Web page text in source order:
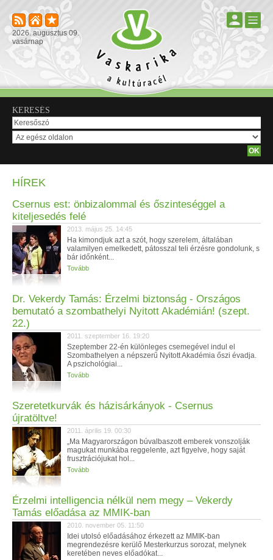
2026. augusztus 09.
vasárnap
KERESÉS
HÍREK
Csernus est: önbizalommal és őszinteséggel a
kiteljesedés felé
2013. május 25. 14:45
Ha kimondjuk azt a szót, hogy szerelem, általában
valamilyen emelkedett, pátosszal teli érzésre gondolunk, s
bár időnként...
Tovább
Dr. Vekerdy Tamás: Érzelmi biztonság - Országos
bemutató a szombathelyi Nyitott Akadémián! (szept.
22.)
2011. szeptember 16. 19:20
Szeptember 22-én különleges csemegével indul el
Szombathelyen a népszerű Nyitott Akadémia őszi évadja.
A pszichológiai...
Tovább
Szeretetkurvák és házisárkányok - Csernus
újratöltve!
2011. április 19. 00:30
„Ma Magyarországon búvalbaszott emberek vonszolják
magukat munkába reggelente, azt figyelve, hogy saját
frusztrációjukat hol...
Tovább
Érzelmi intelligencia nélkül nem megy – Vekerdy
Tamás előadása az MMIK-ban
2010. november 05. 11:50
Idei utolsó előadásához érkezett az MMIK-ban
megrendezésre kerülő Mesterkurzus sorozat, melynek
keretében neves előadókat...